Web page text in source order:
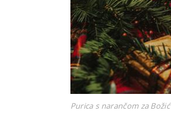
Purica s narančom za